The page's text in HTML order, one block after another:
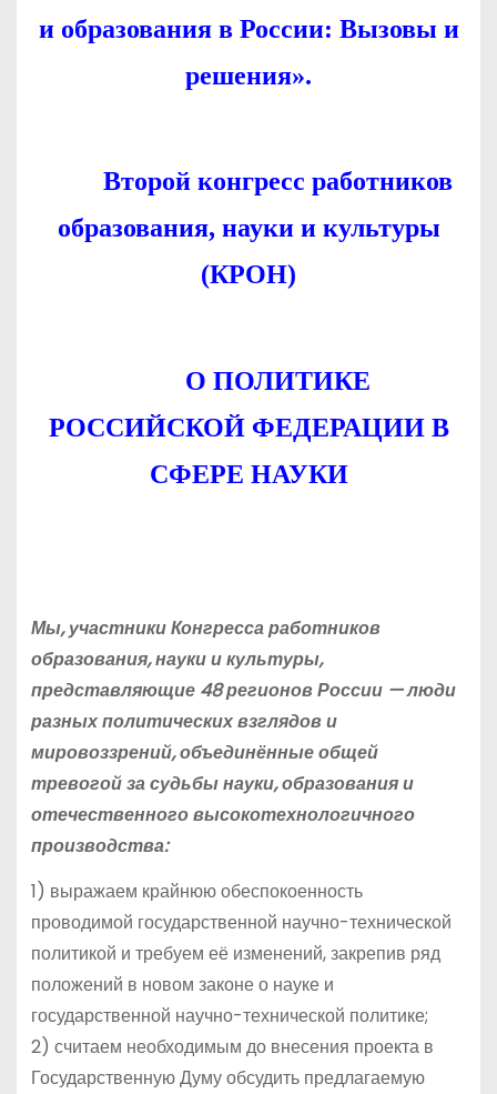
и образования в России: Вызовы и
решения».
Второй конгресс работников
образования, науки и культуры
(КРОН)
О ПОЛИТИКЕ
РОССИЙСКОЙ ФЕДЕРАЦИИ В
СФЕРЕ НАУКИ
Мы, участники Конгресса работников
образования, науки и культуры,
представляющие 48 регионов России — люди
разных политических взглядов и
мировоззрений, объединённые общей
тревогой за судьбы науки, образования и
отечественного высокотехнологичного
производства:
1) выражаем крайнюю обеспокоенность
проводимой государственной научно-технической
политикой и требуем её изменений, закрепив ряд
положений в новом законе о науке и
государственной научно-технической политике;
2) считаем необходимым до внесения проекта в
Государственную Думу обсудить предлагаемую